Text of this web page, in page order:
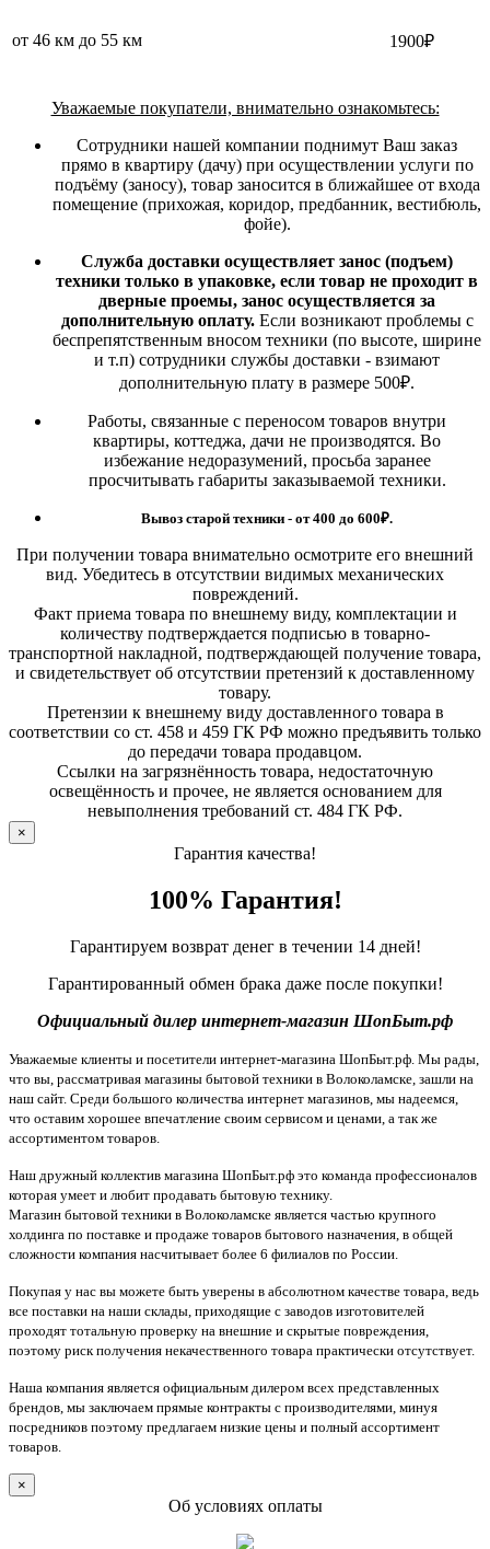
от 46 км до 55 км 1900₽
Уважаемые покупатели, внимательно ознакомьтесь:
Сотрудники нашей компании поднимут Ваш заказ
прямо в квартиру (дачу) при осуществлении услуги по
подъёму (заносу), товар заносится в ближайшее от входа
помещение (прихожая, коридор, предбанник, вестибюль,
фойе).
Служба доставки осуществляет занос (подъем)
техники только в упаковке, если товар не проходит в
дверные проемы, занос осуществляется за
дополнительную оплату. Если возникают проблемы с
беспрепятственным вносом техники (по высоте, ширине
и т.п) сотрудники службы доставки - взимают
дополнительную плату в размере 500₽.
Работы, связанные с переносом товаров внутри
квартиры, коттеджа, дачи не производятся. Во
избежание недоразумений, просьба заранее
просчитывать габариты заказываемой техники.
Вывоз старой техники - от 400 до 600₽.
При получении товара внимательно осмотрите его внешний
вид. Убедитесь в отсутствии видимых механических
повреждений.
Факт приема товара по внешнему виду, комплектации и
количеству подтверждается подписью в товарно-
транспортной накладной, подтверждающей получение товара,
и свидетельствует об отсутствии претензий к доставленному
товару.
Претензии к внешнему виду доставленного товара в
соответствии со ст. 458 и 459 ГК РФ можно предъявить только
до передачи товара продавцом.
Ссылки на загрязнённость товара, недостаточную
освещённость и прочее, не является основанием для
невыполнения требований ст. 484 ГК РФ.
×
Гарантия качества!
100% Гарантия!
Гарантируем возврат денег в течении 14 дней!
Гарантированный обмен брака даже после покупки!
Официальный дилер интернет-магазин ШопБыт.рф
Уважаемые клиенты и посетители интернет-магазина ШопБыт.рф. Мы рады,
что вы, рассматривая магазины бытовой техники в Волоколамске, зашли на
наш сайт. Среди большого количества интернет магазинов, мы надеемся,
что оставим хорошее впечатление своим сервисом и ценами, а так же
ассортиментом товаров.
Наш дружный коллектив магазина ШопБыт.рф это команда профессионалов
которая умеет и любит продавать бытовую технику.
Магазин бытовой техники в Волоколамске является частью крупного
холдинга по поставке и продаже товаров бытового назначения, в общей
сложности компания насчитывает более 6 филиалов по России.
Покупая у нас вы можете быть уверены в абсолютном качестве товара, ведь
все поставки на наши склады, приходящие с заводов изготовителей
проходят тотальную проверку на внешние и скрытые повреждения,
поэтому риск получения некачественного товара практически отсутствует.
Наша компания является официальным дилером всех представленных
брендов, мы заключаем прямые контракты с производителями, минуя
посредников поэтому предлагаем низкие цены и полный ассортимент
товаров.
×
Об условиях оплаты